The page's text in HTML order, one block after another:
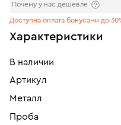
Почему у нас дешевле
Доступна оплата бонусами до
Характеристики
В наличии
Артикул
Металл
Проба